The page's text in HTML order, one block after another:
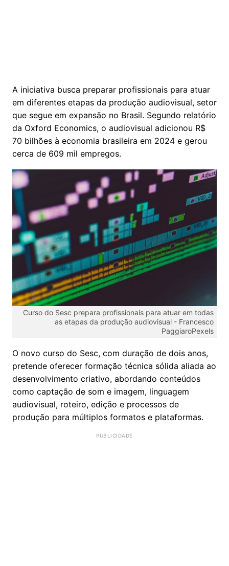
A iniciativa busca preparar profissionais para atuar
em diferentes etapas da produção audiovisual, setor
que segue em expansão no Brasil. Segundo relatório
da Oxford Economics, o audiovisual adicionou R$
70 bilhões à economia brasileira em 2024 e gerou
cerca de 609 mil empregos.
Curso do Sesc prepara profissionais para atuar em todas
as etapas da produção audiovisual - Francesco
PaggiaroPexels
O novo curso do Sesc, com duração de dois anos,
pretende oferecer formação técnica sólida aliada ao
desenvolvimento criativo, abordando conteúdos
como captação de som e imagem, linguagem
audiovisual, roteiro, edição e processos de
produção para múltiplos formatos e plataformas.